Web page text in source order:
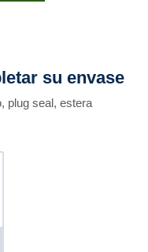
su envase
plug seal, estera